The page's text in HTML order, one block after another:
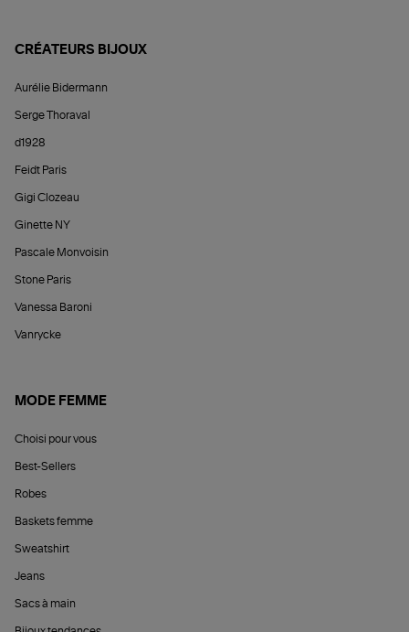
CRÉATEURS BIJOUX
Aurélie Bidermann
Serge Thoraval
d1928
Feidt Paris
Gigi Clozeau
Ginette NY
Pascale Monvoisin
Stone Paris
Vanessa Baroni
Vanrycke
MODE FEMME
Choisi pour vous
Best-Sellers
Robes
Baskets femme
Sweatshirt
Jeans
Sacs à main